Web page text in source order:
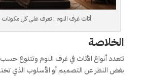
أثاث غرف النوم : تعرف على كل مكونات
الخلاصة
تتعدد أنواع الأثاث في غرف النوم وتتنوع
بغض النظر عن التصميم أو الأسلوب الذي